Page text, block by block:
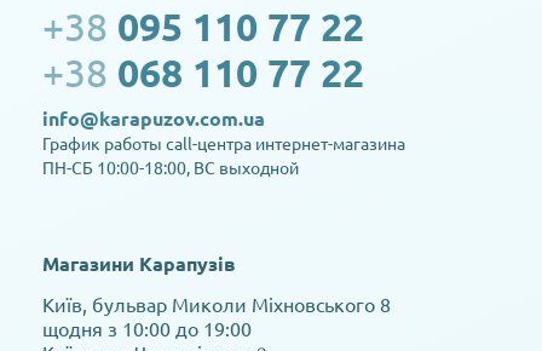
+38 095 110 77 22
+38 068 110 77 22
info@karapuzov.com.ua
График работы call-центра интернет-магазина
ПН-СБ 10:00-18:00, ВС выходной
Магазини Карапузів
Київ, бульвар Миколи Міхновського 8
щодня з 10:00 до 19:00